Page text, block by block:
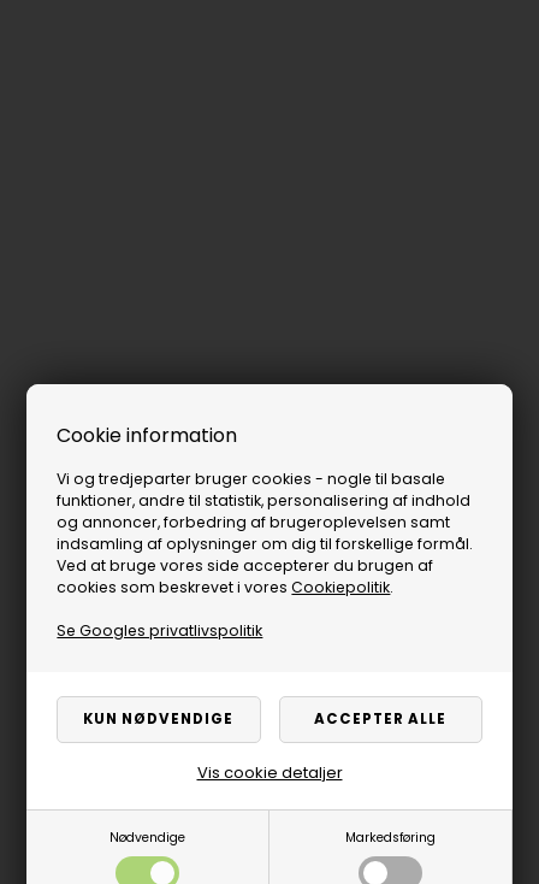
Cookie information
Vi og tredjeparter bruger cookies - nogle til basale
funktioner, andre til statistik, personalisering af indhold
og annoncer, forbedring af brugeroplevelsen samt
indsamling af oplysninger om dig til forskellige formål.
Ved at bruge vores side accepterer du brugen af
cookies som beskrevet i voresCookiepolitik.
Se Googles privatlivspolitik
Nødvendige Markedsføring
Vis cookie detaljer